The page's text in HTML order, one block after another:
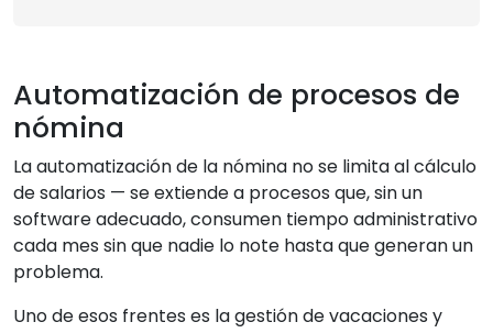
Automatización de procesos de
nómina
La automatización de la nómina no se limita al cálculo
de salarios — se extiende a procesos que, sin un
software adecuado, consumen tiempo administrativo
cada mes sin que nadie lo note hasta que generan un
problema.
Uno de esos frentes es la gestión de vacaciones y